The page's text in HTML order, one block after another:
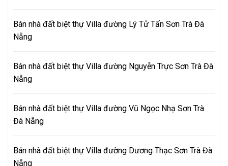
Bán nhà đất biệt thự Villa đường Lý Tử Tấn Sơn Trà Đà
Nẵng
Bán nhà đất biệt thự Villa đường Nguyễn Trực Sơn Trà Đà
Nẵng
Bán nhà đất biệt thự Villa đường Vũ Ngọc Nhạ Sơn Trà
Đà Nẵng
Bán nhà đất biệt thự Villa đường Dương Thạc Sơn Trà Đà
Nẵng